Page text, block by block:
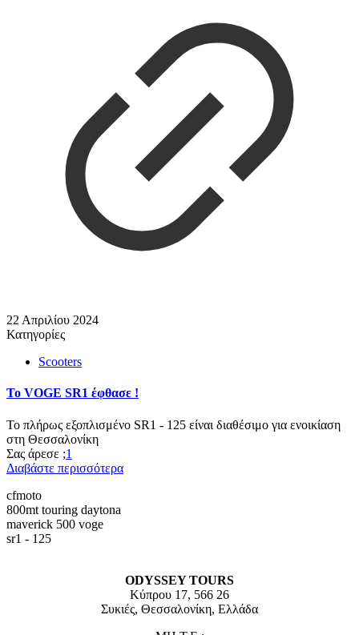
22 Απριλίου 2024
Κατηγορίες
Scooters
Το VOGE SR1 έφθασε !
Το πλήρως εξοπλισμένο SR1 - 125 είναι διαθέσιμο για ενοικίαση
στη Θεσσαλονίκη
Σας άρεσε ;1
Διαβάστε περισσότερα
cfmoto
800mt touring daytona
maverick 500 voge
sr1 - 125
ODYSSEY TOURS
Κύπρου 17, 566 26
Συκιές, Θεσσαλονίκη, Ελλάδα